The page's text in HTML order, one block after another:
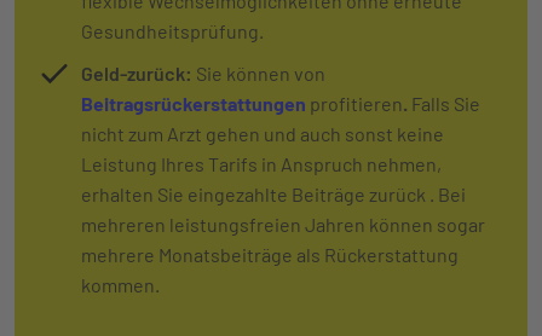
Gesundheitsprüfung.
Geld-zurück: Sie können von
Beitragsrückerstattungen profitieren Falls Sie
nicht zum Arzt gehen und auch sonst keine
Leistung Ihres Tarifs in Anspruch nehmen,
erhalten Sie eingezahlte Beiträge zurück . Bei
mehreren leistungsfreien Jahren können sogar
mehrere Monatsbeiträge als Rückerstattung
kommen.